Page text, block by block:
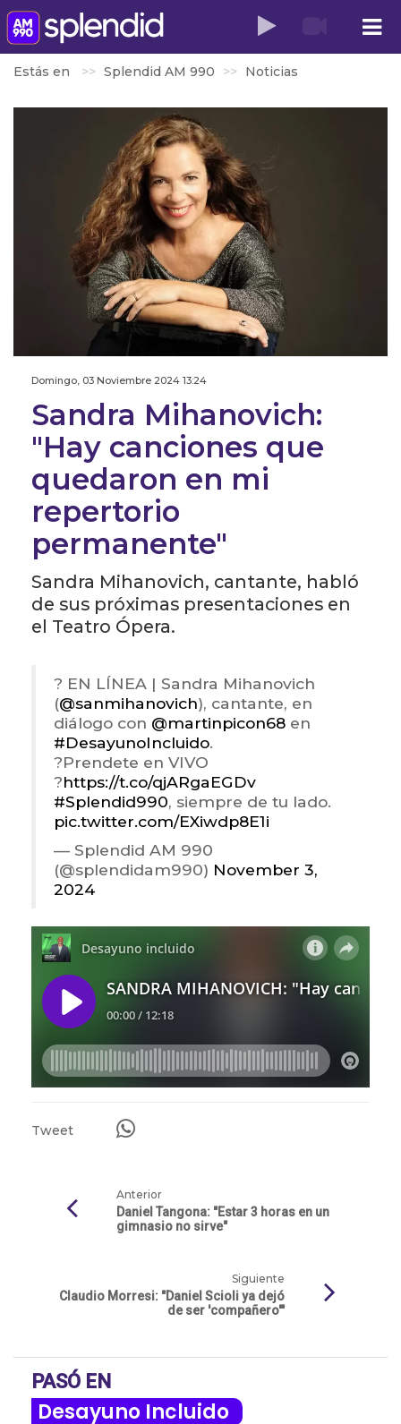
Estás en Splendid AM 990 Noticias
Domingo, 03 Noviembre 2024 13:24
Sandra Mihanovich:
"Hay canciones que
quedaron en mi
repertorio
permanente"
Sandra Mihanovich, cantante, habló
de sus próximas presentaciones en
el Teatro Ópera.
? EN LÍNEA | Sandra Mihanovich
(@sanmihanovich), cantante, en
diálogo con @martinpicon68 en
#DesayunoIncluido.
?Prendete en VIVO
?https://t.co/qjARgaEGDv
#Splendid990, siempre de tu lado.
pic.twitter.com/EXiwdp8E1i
— Splendid AM 990
(@splendidam990) November 3,
2024
Tweet
Anterior
Daniel Tangona: "Estar 3 horas en un
gimnasio no sirve"
Siguiente
Claudio Morresi: "Daniel Scioli ya dejó
de ser 'compañero'"
PASÓ EN
Desayuno Incluido